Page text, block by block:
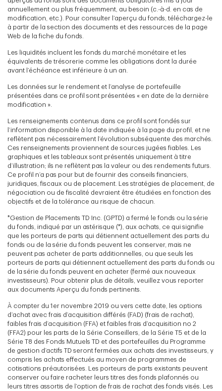
annuellement ou plus fréquemment, au besoin (c.-à-d. en cas de
modification, etc.). Pour consulter l’aperçu du fonds, téléchargez-le
à partir de la section des documents et des ressources de la page
Web de la fiche du fonds.
Les liquidités incluent les fonds du marché monétaire et les
équivalents de trésorerie comme les obligations dont la durée
avant l’échéance est inférieure à un an.
Les données sur le rendement et l’analyse de portefeuille
présentées dans ce profil sont présentées « en date de la dernière
modification ».
Les renseignements contenus dans ce profil sont fondés sur
l’information disponible à la date indiquée à la page du profil, et ne
reflètent pas nécessairement l’évolution subséquente des marchés.
Ces renseignements proviennent de sources jugées fiables. Les
graphiques et les tableaux sont présentés uniquement à titre
d’illustration; ils ne reflètent pas la valeur ou des rendements futurs.
Ce profil n’a pas pour but de fournir des conseils financiers,
juridiques, fiscaux ou de placement. Les stratégies de placement, de
négociation ou de fiscalité devraient être étudiées en fonction des
objectifs et de la tolérance au risque de chacun.
*Gestion de Placements TD Inc. (GPTD) a fermé le fonds ou la série
du fonds, indiqué par un astérisque (*), aux achats, ce qui signifie
que les porteurs de parts qui détiennent actuellement des parts du
fonds ou de la série du fonds peuvent les conserver, mais ne
peuvent pas acheter de parts additionnelles, ou que seuls les
porteurs de parts qui détiennent actuellement des parts du fonds ou
de la série du fonds peuvent en acheter (fermé aux nouveaux
investisseurs). Pour obtenir plus de détails, veuillez vous reporter
aux documents Aperçu du fonds pertinents.
À compter du 1er novembre 2019 ou vers cette date, les options
d’achat avec frais d’acquisition différés (FAD) (frais de rachat),
faibles frais d’acquisition (FFA) et faibles frais d’acquisition no 2
(FFA2) pour les parts de la Série Conseillers, de la Série T5 et de la
Série T8 des Fonds Mutuels TD et des portefeuilles du Programme
de gestion d’actifs TD seront fermées aux achats des investisseurs, y
compris les achats effectués au moyen de programmes de
cotisations préautorisées. Les porteurs de parts existants peuvent
conserver ou faire racheter leurs titres des fonds plafonnés ou
leurs titres assortis de l’option de frais de rachat des fonds visés. Les